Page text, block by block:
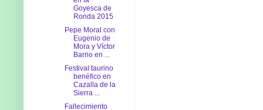
Goyesca de
Ronda 2015
Pepe Moral con
Eugenio de
Mora y Víctor
Barrio en ...
Festival taurino
benéfico en
Cazalla de la
Sierra ...
Fallecimiento